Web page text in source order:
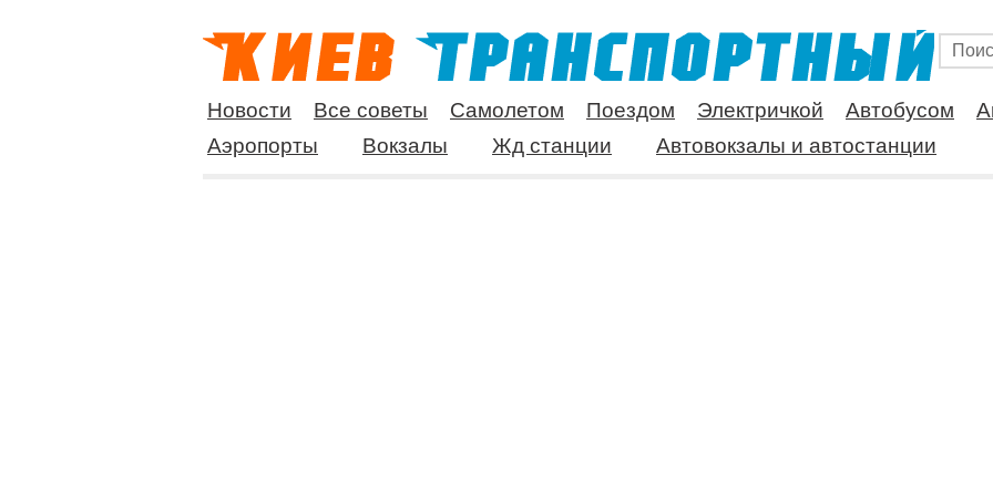
Новости Все советы Самолетом Поездом Электричкой Автобусом
Аэропорты
Вокзалы Жд станции Автовокзалы и автостанции